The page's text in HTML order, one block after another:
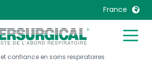
France
United Kingdom
United States
Italia
confiance en soins respiratoires